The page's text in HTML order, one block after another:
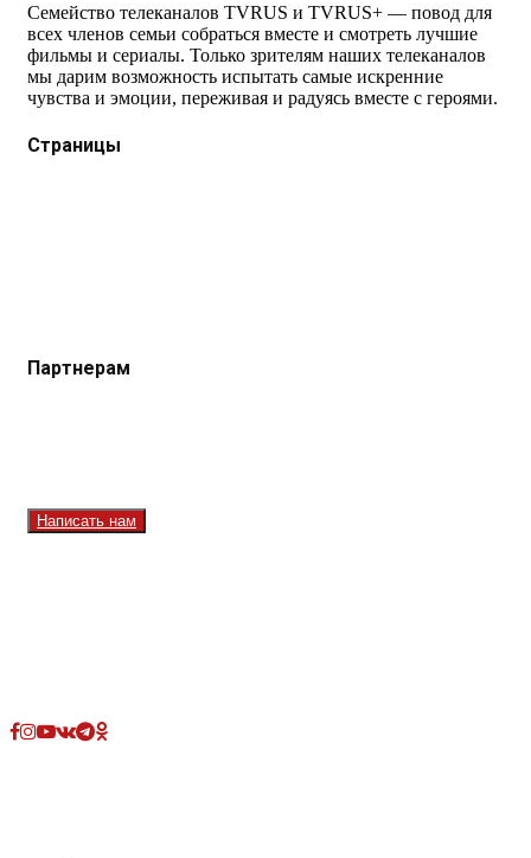
Семейство телеканалов TVRUS и TVRUS+ — повод для
всех членов семьи собраться вместе и смотреть лучшие
фильмы и сериалы. Только зрителям наших телеканалов
мы дарим возможность испытать самые искренние
чувства и эмоции, переживая и радуясь вместе с героями.
Страницы
Партнерам
Написать нам
Facebook
Instagram
Youtube
VkTelegram
OK